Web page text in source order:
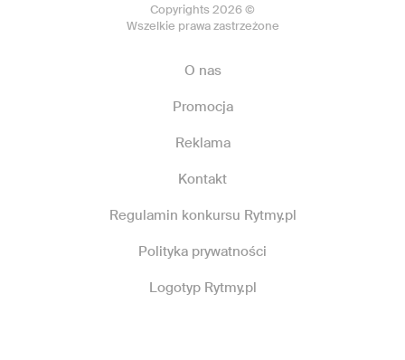
Copyrights 2026 ©
Wszelkie prawa zastrzeżone
O nas
Promocja
Reklama
Kontakt
Regulamin konkursu Rytmy.pl
Polityka prywatności
Logotyp Rytmy.pl